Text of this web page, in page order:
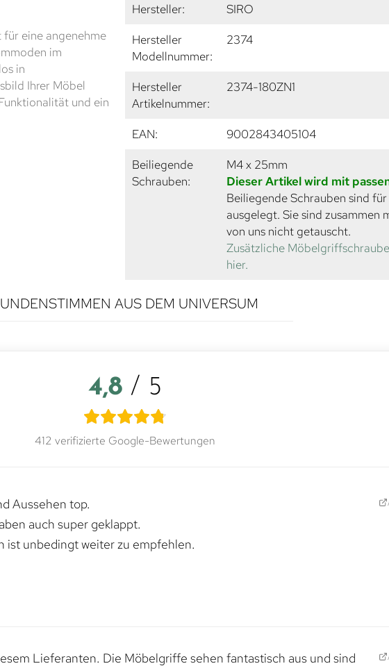
eine angenehme
im
in
Ihrer Möbel
und ein
Hersteller:
SIRO
Hersteller
Modellnummer:
2374
Hersteller
Artikelnummer:
2374-180ZN1
EAN:
9002843405104
Beiliegende
Schrauben:
M4 x 25mm
Dieser Artikel wird mit
Beiliegende Schrauben sind
ausgelegt. Sie sind zusammen
von uns nicht getauscht.
Zusätzliche
hier.
AUS DEM UNIVERSUM
4,8 / 5
412 verifizierte Google-Bewertungen
Aussehen top.
auch super geklappt.
ist unbedingt weiter zu empfehlen.
Lieferanten. Die Möbelgriffe sehen fantastisch aus und sind